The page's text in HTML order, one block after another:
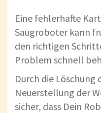
Eine fehlerhafte
Saugroboter kann
den richtigen
Problem schnell
Durch die
Neuerstellung der
sicher, dass Dein